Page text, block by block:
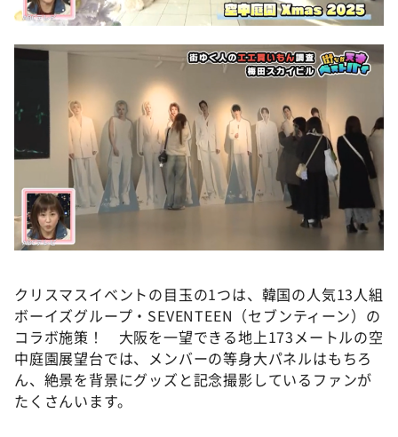
クリスマスイベントの目玉の1つは、韓国の人気13人組
ボーイズグループ・SEVENTEEN（セブンティーン）の
コラボ施策！ 大阪を一望できる地上173メートルの空
中庭園展望台では、メンバーの等身大パネルはもちろ
ん、絶景を背景にグッズと記念撮影しているファンが
たくさんいます。